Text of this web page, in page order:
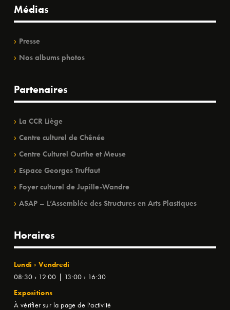
Médias
Presse
Nos albums photos
Partenaires
La CCR Liège
Centre culturel de Chênée
Centre Culturel Ourthe et Meuse
Espace Georges Truffaut
Foyer culturel de Jupille-Wandre
ASAP – L’Assemblée des Structures en Arts Plastiques
Horaires
Lundi › Vendredi
08:30 › 12:00 | 13:00 › 16:30
Expositions
À vérifier sur la page de l'activité